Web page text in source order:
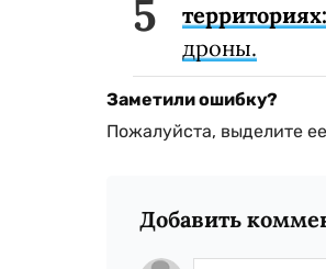
дроны.
Заметили ошибку?
Пожалуйста, выделите
Добавить